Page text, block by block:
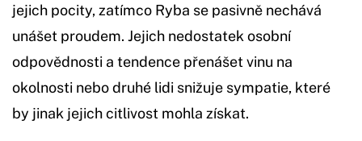
jejich pocity, zatímco Ryba se pasivně nechává
unášet proudem. Jejich nedostatek osobní
odpovědnosti a tendence přenášet vinu na
okolnosti nebo druhé lidi snižuje sympatie, které
by jinak jejich citlivost mohla získat.